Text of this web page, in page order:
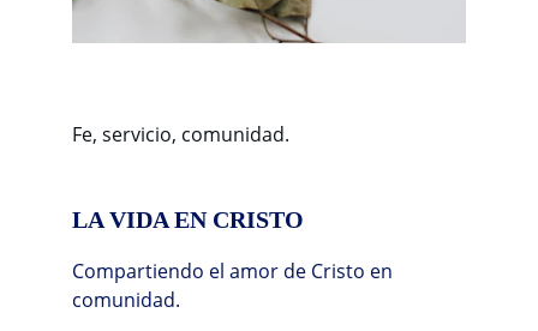
Fe, servicio, comunidad.
LA VIDA EN CRISTO
Compartiendo el amor de Cristo en
comunidad.